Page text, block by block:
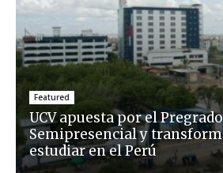
Featured
UCV apuesta por el Pregrado
Semipresencial y
estudiar en el Perú